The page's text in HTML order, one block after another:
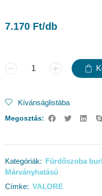
7.170 Ft/db
Kívánságlistába
Megosztás:
Kategóriák: Fürdőszoba
Márványhatású
Címke: VALORE